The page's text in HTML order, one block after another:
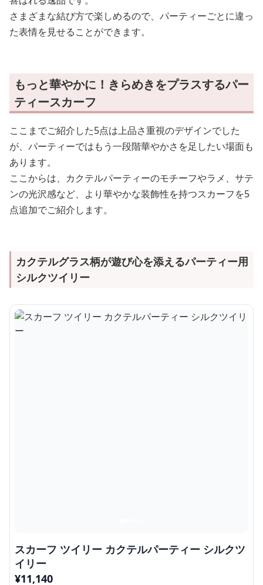
さまざまな結び方で楽しめるので、パーティーごとに違っ
た表情を見せることができます。
もっと華やかに！きらめきをプラスするパー
ティースカーフ
ここまでご紹介した5点は上品さ重視のデザインでした
が、パーティーではもう一段階華やかさを足したい場面も
あります。
ここからは、カクテルパーティーのモチーフやラメ、サテ
ンの光沢感など、より華やかな装飾性を持つスカーフを5
点追加でご紹介します。
カクテルグラス柄が遊び心を添えるパーティー用
シルクツイリー
スカーフ ツイリー カクテルパーティー シルクツ
イリー
¥11,140